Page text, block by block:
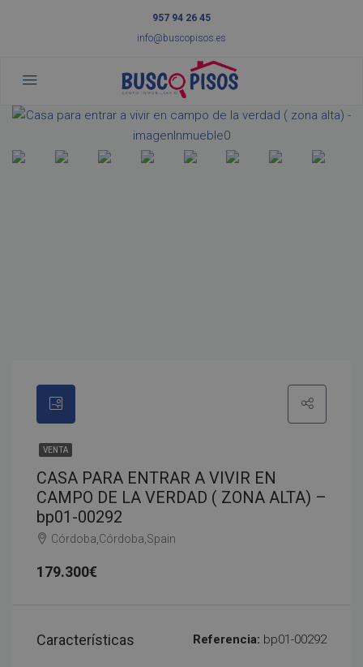
957 94 26 45
info@buscopisos.es
VENTA
CASA PARA ENTRAR A VIVIR EN
CAMPO DE LA VERDAD ( ZONA ALTA) –
bp01-00292
Córdoba,Córdoba,Spain
179.300€
Características Referencia: bp01-00292